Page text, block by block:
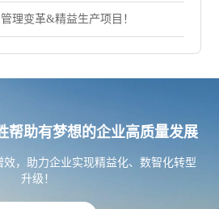
理变革&精益生产项目！
帮助有梦想的企业高质量发展
，助力企业实现精益化、数智化转型
升级！